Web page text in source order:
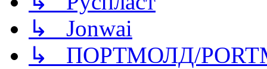
↳ Jonwai
↳ ПОРТМОЛД/